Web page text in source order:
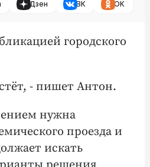
Дзен ВК ОК
городского
- пишет Антон.
нужна
проезда и
искать